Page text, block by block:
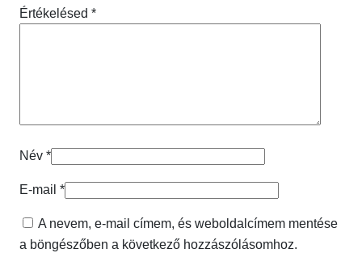
Értékelésed *
Név *
E-mail *
A nevem, e-mail címem, és weboldalcímem mentése
a böngészőben a következő hozzászólásomhoz.